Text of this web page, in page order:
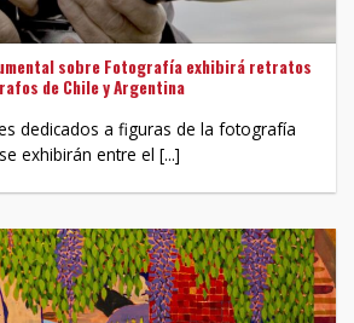
sobre Fotografía exhibirá retratos
de Chile y Argentina
dedicados a figuras de la fotografía
exhibirán entre el [...]